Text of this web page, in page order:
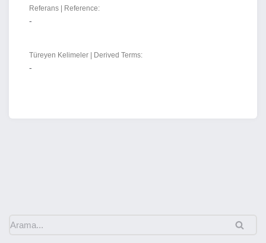
Referans | Reference:
-
Türeyen Kelimeler | Derived Terms:
-